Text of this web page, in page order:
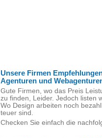
Unsere Firmen
Agenturen und
Gute Firmen, wo das Preis
zu finden, Leider. Jedoch listen
Wo Design arbeiten noch
teuer sind.
Checken Sie einfach die